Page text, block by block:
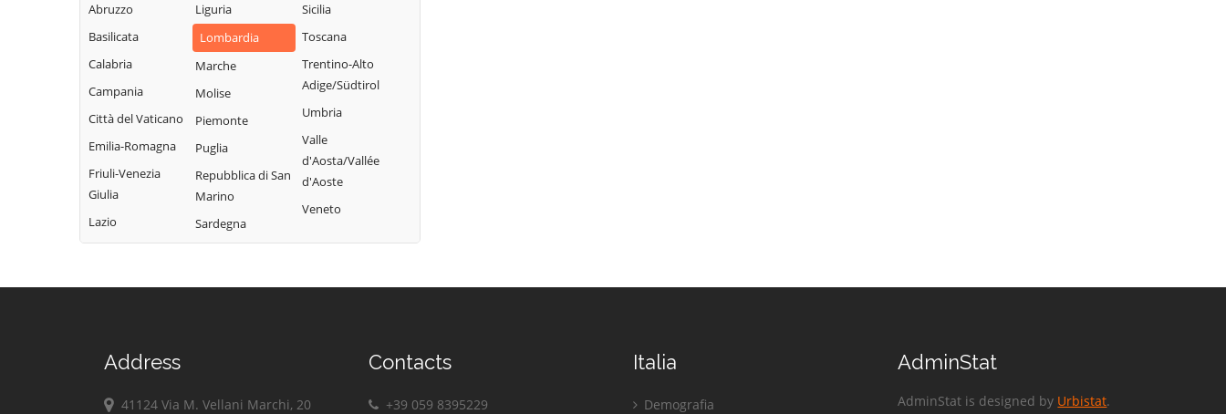
Giacomo
Borgosatollo
Borno
Botticino
Bovegno
Bovezzo
Brandico
Brione
Calvagese della
Riviera
Lodrino
Lograto
Lumezzane
Maclodio
Magasa
Manerbio
Garda
Quinzano d'Oglio
Remedello
Rezzato
Roccafranca
Rodengo Saiano
Roè Volciano
Roncadelle
Sabbio Chiese
Abruzzo
Basilicata
Calabria
Campania
Città del Vaticano
Emilia-Romagna
Friuli-Venezia
Giulia
Lazio
Liguria
Lombardia
Marche
Molise
Piemonte
Puglia
Repubblica di San
Marino
Sardegna
Sicilia
Toscana
Trentino-Alto
Adige/Südtirol
Umbria
Valle
d'Aosta/Vallée
d'Aoste
Veneto
Address
41124 Via M. Vellani Marchi, 20
Contacts
+39 059 8395229
Italia
Demografia
AdminStat
AdminStat is designed by Urbistat.